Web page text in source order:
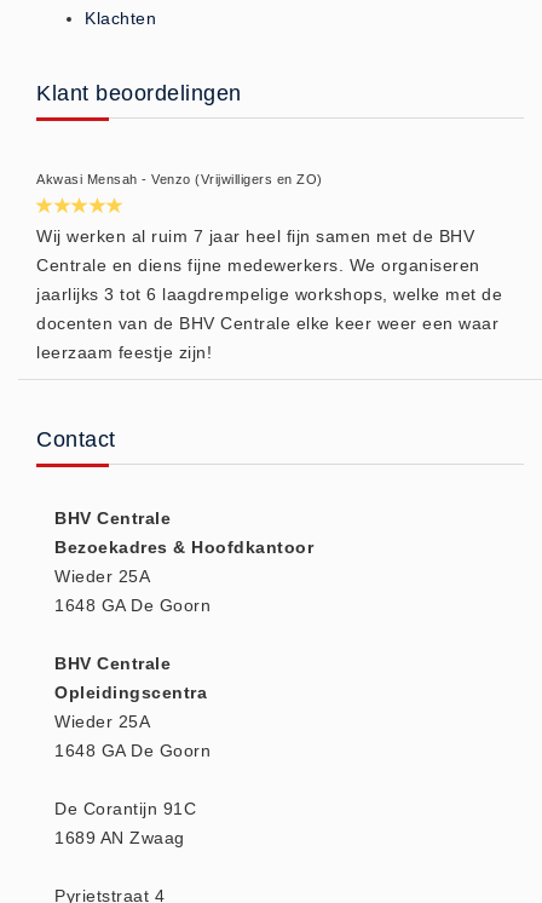
Contact
Klachten
Privacy
Retourneren
Algemene Voorwaarden
Vacatures
Winkel
(20)
AED
AED batterijen (12)
AED elektroden (18)
Beademings materialen (6)
BHV Kasten
BHV Kleding
Klachten
Klant beoordelingen
Akwasi Mensah - Venzo (Vrijwilligers en ZO)
Wij werken al ruim 7 jaar heel fijn samen met de BHV
Centrale en diens fijne medewerkers. We organiseren
jaarlijks 3 tot 6 laagdrempelige workshops, welke met de
docenten van de BHV Centrale elke keer weer een waar
leerzaam feestje zijn!
Contact
BHV Centrale
Bezoekadres & Hoofdkantoor
Wieder 25A
1648 GA De Goorn
BHV Centrale
Opleidingscentra
Wieder 25A
1648 GA De Goorn
De Corantijn 91C
1689 AN Zwaag
Pyrietstraat 4